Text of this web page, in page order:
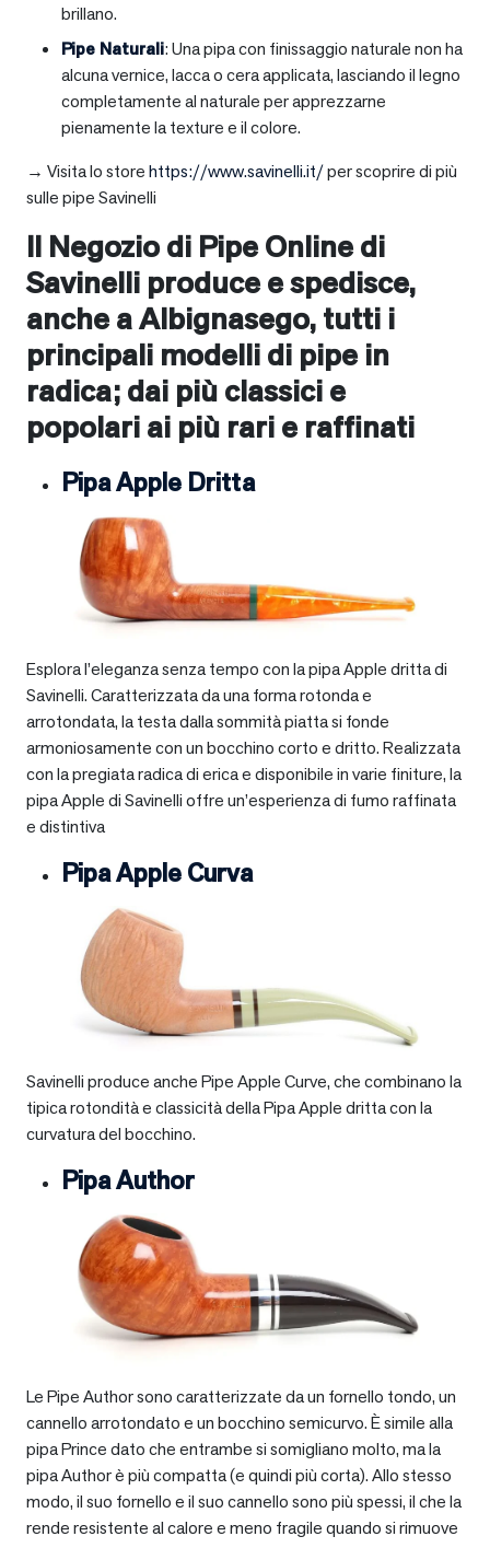
brillano.
Pipe Naturali: Una pipa con finissaggio naturale non ha
alcuna vernice, lacca o cera applicata, lasciando il legno
completamente al naturale per apprezzarne
pienamente la texture e il colore.
→ Visita lo storehttps://www.savinelli.it/per scoprire di più
sulle pipe Savinelli
Il Negozio di Pipe Online di
Savinelli produce e spedisce,
anche aAlbignasego, tutti i
principali modelli di pipe in
radica; dai più classici e
popolari ai più rari e raffinati
Pipa Apple Dritta
Esplora l’eleganza senza tempo con la pipa Apple dritta di
Savinelli. Caratterizzata da una forma rotonda e
arrotondata, la testa dalla sommità piatta si fonde
armoniosamente con un bocchino corto e dritto. Realizzata
con la pregiata radica di erica e disponibile in varie finiture, la
pipa Apple di Savinelli offre un’esperienza di fumo raffinata
e distintiva
Pipa Apple Curva
Savinelli produce anche Pipe Apple Curve, che combinano la
tipica rotondità e classicità della Pipa Apple dritta con la
curvatura del bocchino.
Pipa Author
Le Pipe Author sono caratterizzate da un fornello tondo, un
cannello arrotondato e un bocchino semicurvo. È simile alla
pipa Prince dato che entrambe si somigliano molto, ma la
pipa Author è più compatta (e quindi più corta). Allo stesso
modo, il suo fornello e il suo cannello sono più spessi, il che la
rende resistente al calore e meno fragile quando si rimuove